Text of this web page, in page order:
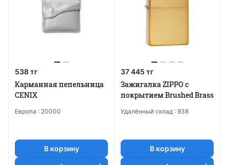
538 тг
Карманная пепельница
CENIX
Европа : 20000
В корзину
37 445 тг
Зажигалка ZIPPO с
покрытием Brushed Brass
Удалённый склад : 938
В корзину